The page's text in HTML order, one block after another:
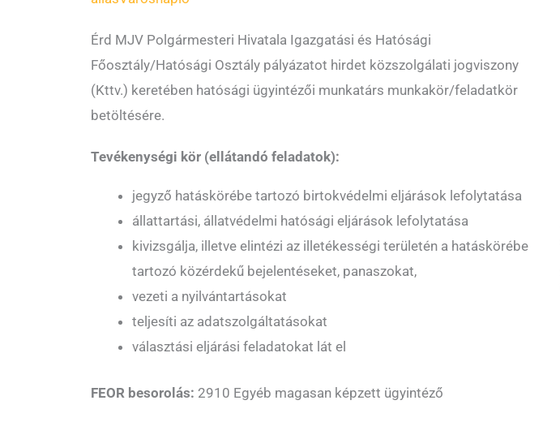
Érd MJV Polgármesteri Hivatala Igazgatási és Hatósági
Főosztály/Hatósági Osztály pályázatot hirdet közszolgálati jogviszony
(Kttv.) keretében hatósági ügyintézői munkatárs munkakör/feladatkör
betöltésére.
Tevékenységi kör (ellátandó feladatok):
jegyző hatáskörébe tartozó birtokvédelmi eljárások lefolytatása
állattartási, állatvédelmi hatósági eljárások lefolytatása
kivizsgálja, illetve elintézi az illetékességi területén a hatáskörébe
tartozó közérdekű bejelentéseket, panaszokat,
vezeti a nyilvántartásokat
teljesíti az adatszolgáltatásokat
választási eljárási feladatokat lát el
FEOR besorolás: 2910 Egyéb magasan képzett ügyintéző